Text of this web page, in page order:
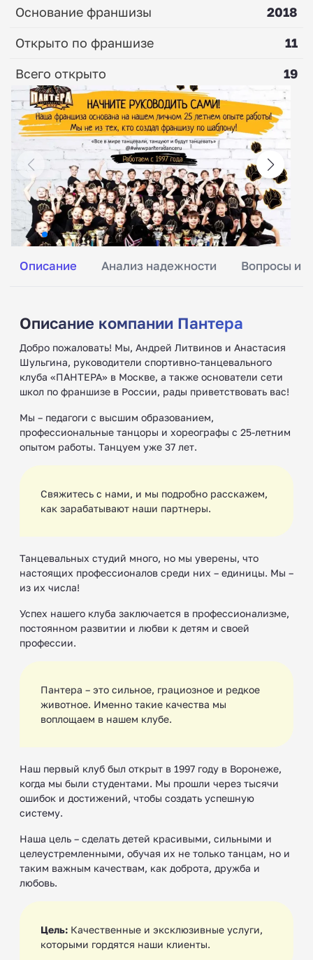
Описание Анализ надежности Вопросы и
Описание компании Пантера
Добро пожаловать! Мы, Андрей Литвинов и Анастасия
Шульгина, руководители спортивно-танцевального
клуба «ПАНТЕРА» в Москве, а также основатели сети
школ по франшизе в России, рады приветствовать вас!
Мы – педагоги с высшим образованием,
профессиональные танцоры и хореографы с 25-летним
опытом работы. Танцуем уже 37 лет.
Свяжитесь с нами, и мы подробно расскажем,
как зарабатывают наши партнеры.
Танцевальных студий много, но мы уверены, что
настоящих профессионалов среди них – единицы. Мы –
из их числа!
Успех нашего клуба заключается в профессионализме,
постоянном развитии и любви к детям и своей
профессии.
Пантера – это сильное, грациозное и редкое
животное. Именно такие качества мы
воплощаем в нашем клубе.
Наш первый клуб был открыт в 1997 году в Воронеже,
когда мы были студентами. Мы прошли через тысячи
ошибок и достижений, чтобы создать успешную
систему.
Наша цель – сделать детей красивыми, сильными и
целеустремленными, обучая их не только танцам, но и
таким важным качествам, как доброта, дружба и
любовь.
Цель: Качественные и эксклюзивные услуги,
которыми гордятся наши клиенты.
Основание франшизы
2018
Открыто по франшизе
11
Всего открыто
19